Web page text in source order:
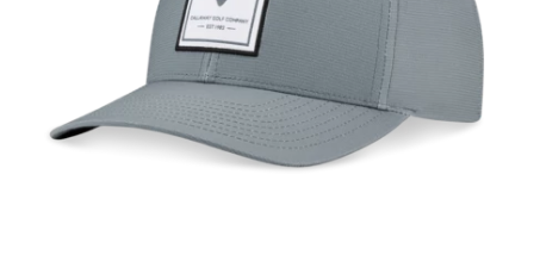
Bekleidung
Handschuhe